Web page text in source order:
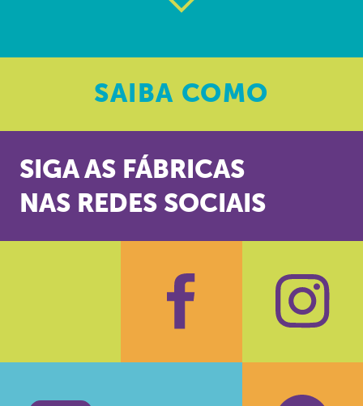
SAIBA COMO
SIGA AS FÁBRICAS
NAS REDES SOCIAIS
Facebook